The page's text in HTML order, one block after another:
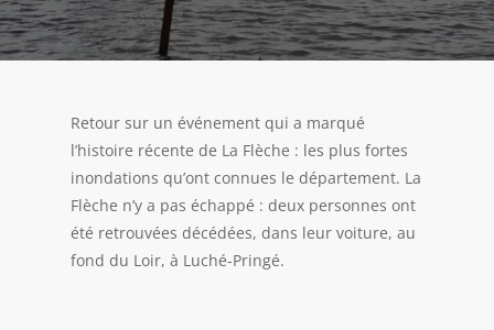
​Retour sur un événement qui a marqué
l’histoire récente de La Flèche : les plus fortes
inondations qu’ont connues le département. La
Flèche n’y a pas échappé : deux personnes ont
été retrouvées décédées, dans leur voiture, au
fond du Loir, à Luché-Pringé.